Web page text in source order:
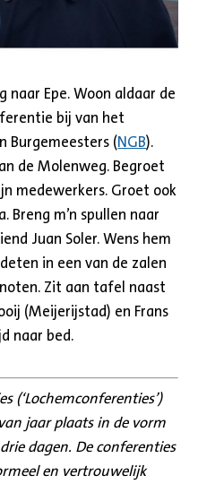
naar Epe. Woon aldaar de
bij van het
Burgemeesters (NGB).
de Molenweg. Begroet
medewerkers. Groet ook
Breng m’n spullen naar
Juan Soler. Wens hem
in een van de zalen
Zit aan tafel naast
(Meijerijstad) en Frans
naar bed.
(‘Lochemconferenties’)
jaar plaats in de vorm
dagen. De conferenties
en vertrouwelijk